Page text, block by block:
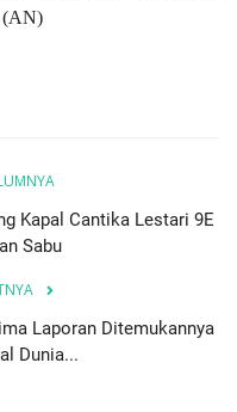
(AN)
Kapal Cantika Lestari 9E
Sabu
Laporan Ditemukannya
Dunia...